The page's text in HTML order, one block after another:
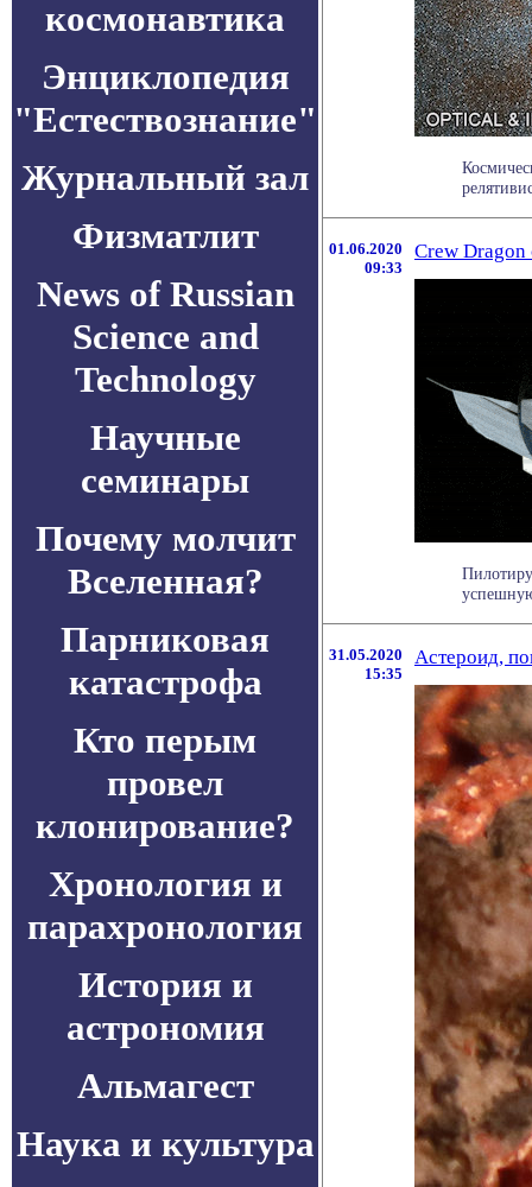
космонавтика
Энциклопедия
"Естествознание"
Журнальный зал
Физматлит
News of Russian
Science and
Technology
Научные
семинары
Почему молчит
Вселенная?
Парниковая
катастрофа
Кто перым
провел
клонирование?
Хронология и
парахронология
История и
астрономия
Альмагест
Наука и культура
01.06.2020
09:33
Crew Dragon
31.05.2020
15:35
Астероид,